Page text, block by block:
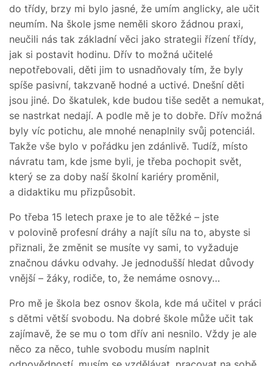
do třídy, brzy mi bylo jasné, že umím anglicky, ale učit
neumím. Na škole jsme neměli skoro žádnou praxi,
neučili nás tak základní věci jako strategii řízení třídy,
jak si postavit hodinu. Dřív to možná učitelé
nepotřebovali, děti jim to usnadňovaly tím, že byly
spíše pasivní, takzvaně hodné a uctivé. Dnešní děti
jsou jiné. Do škatulek, kde budou tiše sedět a nemukat,
se nastrkat nedají. A podle mě je to dobře. Dřív možná
byly víc potichu, ale mnohé nenaplnily svůj potenciál.
Takže vše bylo v pořádku jen zdánlivě. Tudíž, místo
návratu tam, kde jsme byli, je třeba pochopit svět,
který se za doby naší školní kariéry proměnil,
a didaktiku mu přizpůsobit.
Po třeba 15 letech praxe je to ale těžké – jste
v polovině profesní dráhy a najít sílu na to, abyste si
přiznali, že změnit se musíte vy sami, to vyžaduje
značnou dávku odvahy. Je jednodušší hledat důvody
vnější – žáky, rodiče, to, že nemáme osnovy…
Pro mě je škola bez osnov škola, kde má učitel v práci
s dětmi větší svobodu. Na dobré škole může učit tak
zajímavě, že se mu o tom dřív ani nesnilo. Vždy je ale
něco za něco, tuhle svobodu musím naplnit